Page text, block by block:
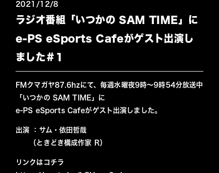
2021/12/8
ラジオ番組「いつかの SAM TIME」に
e-PS eSports Cafeがゲスト出演し
ました＃1
FMクマガヤ87.6hzにて、毎週水曜夜9時〜9時54分放送中
「いつかの SAM TIME」に
e-PS eSports Cafeがゲスト出演しました。
出演 ：サム・依田哲哉
（ときどき構成作家 R）
リンクはコチラ